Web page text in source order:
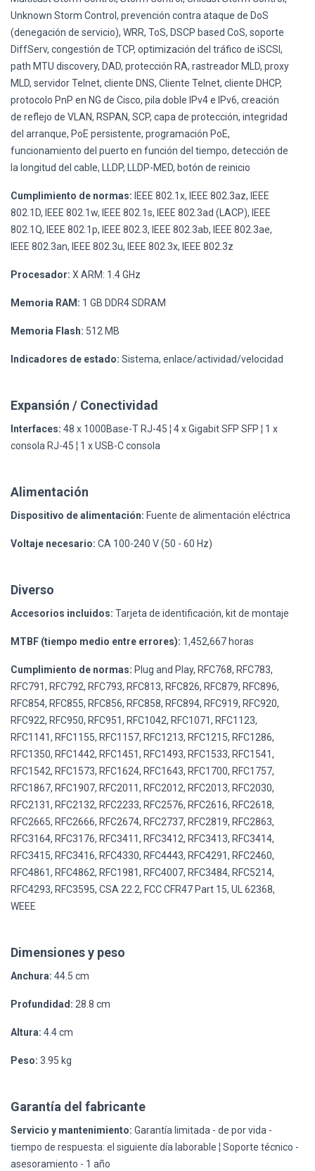
Unknown Storm Control, prevención contra ataque de DoS
(denegación de servicio), WRR, ToS, DSCP based CoS, soporte
DiffServ, congestión de TCP, optimización del tráfico de iSCSI,
path MTU discovery, DAD, protección RA, rastreador MLD, proxy
MLD, servidor Telnet, cliente DNS, Cliente Telnet, cliente DHCP,
protocolo PnP en NG de Cisco, pila doble IPv4 e IPv6, creación
de reflejo de VLAN, RSPAN, SCP, capa de protección, integridad
del arranque, PoE persistente, programación PoE,
funcionamiento del puerto en función del tiempo, detección de
la longitud del cable, LLDP, LLDP-MED, botón de reinicio
Cumplimiento de normas: IEEE 802.1x, IEEE 802.3az, IEEE
802.1D, IEEE 802.1w, IEEE 802.1s, IEEE 802.3ad (LACP), IEEE
802.1Q, IEEE 802.1p, IEEE 802.3, IEEE 802.3ab, IEEE 802.3ae,
IEEE 802.3an, IEEE 802.3u, IEEE 802.3x, IEEE 802.3z
Procesador: X ARM: 1.4 GHz
Memoria RAM: 1 GB DDR4 SDRAM
Memoria Flash: 512 MB
Indicadores de estado: Sistema, enlace/actividad/velocidad
Expansión / Conectividad
Interfaces: 48 x 1000Base-T RJ-45 ¦ 4 x Gigabit SFP SFP ¦ 1 x
consola RJ-45 ¦ 1 x USB-C consola
Alimentación
Dispositivo de alimentación: Fuente de alimentación eléctrica
Voltaje necesario: CA 100-240 V (50 - 60 Hz)
Diverso
Accesorios incluidos: Tarjeta de identificación, kit de montaje
MTBF (tiempo medio entre errores): 1,452,667 horas
Cumplimiento de normas: Plug and Play, RFC768, RFC783,
RFC791, RFC792, RFC793, RFC813, RFC826, RFC879, RFC896,
RFC854, RFC855, RFC856, RFC858, RFC894, RFC919, RFC920,
RFC922, RFC950, RFC951, RFC1042, RFC1071, RFC1123,
RFC1141, RFC1155, RFC1157, RFC1213, RFC1215, RFC1286,
RFC1350, RFC1442, RFC1451, RFC1493, RFC1533, RFC1541,
RFC1542, RFC1573, RFC1624, RFC1643, RFC1700, RFC1757,
RFC1867, RFC1907, RFC2011, RFC2012, RFC2013, RFC2030,
RFC2131, RFC2132, RFC2233, RFC2576, RFC2616, RFC2618,
RFC2665, RFC2666, RFC2674, RFC2737, RFC2819, RFC2863,
RFC3164, RFC3176, RFC3411, RFC3412, RFC3413, RFC3414,
RFC3415, RFC3416, RFC4330, RFC4443, RFC4291, RFC2460,
RFC4861, RFC4862, RFC1981, RFC4007, RFC3484, RFC5214,
RFC4293, RFC3595, CSA 22.2, FCC CFR47 Part 15, UL 62368,
WEEE
Dimensiones y peso
Anchura: 44.5 cm
Profundidad: 28.8 cm
Altura: 4.4 cm
Peso: 3.95 kg
Garantía del fabricante
Servicio y mantenimiento: Garantía limitada - de por vida -
tiempo de respuesta: el siguiente día laborable ¦ Soporte técnico -
asesoramiento - 1 año